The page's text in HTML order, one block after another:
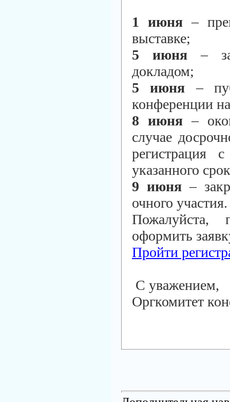
1 июня–
выставке;
5 июня–
докладом;
5 июня –
конференции
8 июня –
случае
регистрация
указанного
9 июня –
очного участия.
оформить
Пройти
С уважением,
Оргкомитет